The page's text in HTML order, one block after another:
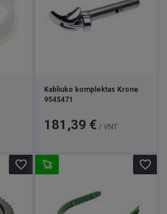
Kabliuko komplektas Krone
9545471
Kaina
181,39 € / VNT
favorite_border favorite_border